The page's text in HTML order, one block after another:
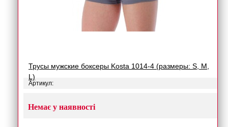
Трусы мужские боксеры Kosta 1014-4 (размеры: S, M,
L)
Артикул:
Немає у наявності